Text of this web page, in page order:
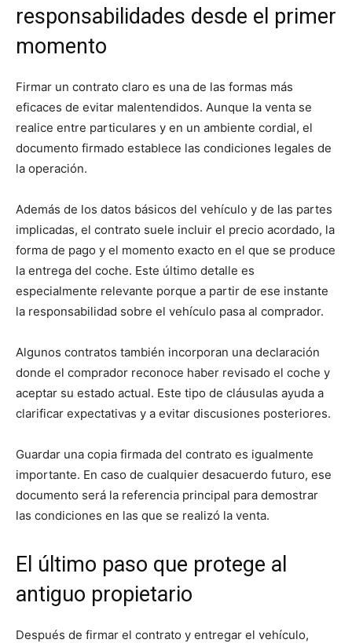
responsabilidades desde el primer
momento
Firmar un contrato claro es una de las formas más
eficaces de evitar malentendidos. Aunque la venta se
realice entre particulares y en un ambiente cordial, el
documento firmado establece las condiciones legales de
la operación.
Además de los datos básicos del vehículo y de las partes
implicadas, el contrato suele incluir el precio acordado, la
forma de pago y el momento exacto en el que se produce
la entrega del coche. Este último detalle es
especialmente relevante porque a partir de ese instante
la responsabilidad sobre el vehículo pasa al comprador.
Algunos contratos también incorporan una declaración
donde el comprador reconoce haber revisado el coche y
aceptar su estado actual. Este tipo de cláusulas ayuda a
clarificar expectativas y a evitar discusiones posteriores.
Guardar una copia firmada del contrato es igualmente
importante. En caso de cualquier desacuerdo futuro, ese
documento será la referencia principal para demostrar
las condiciones en las que se realizó la venta.
El último paso que protege al
antiguo propietario
Después de firmar el contrato y entregar el vehículo,